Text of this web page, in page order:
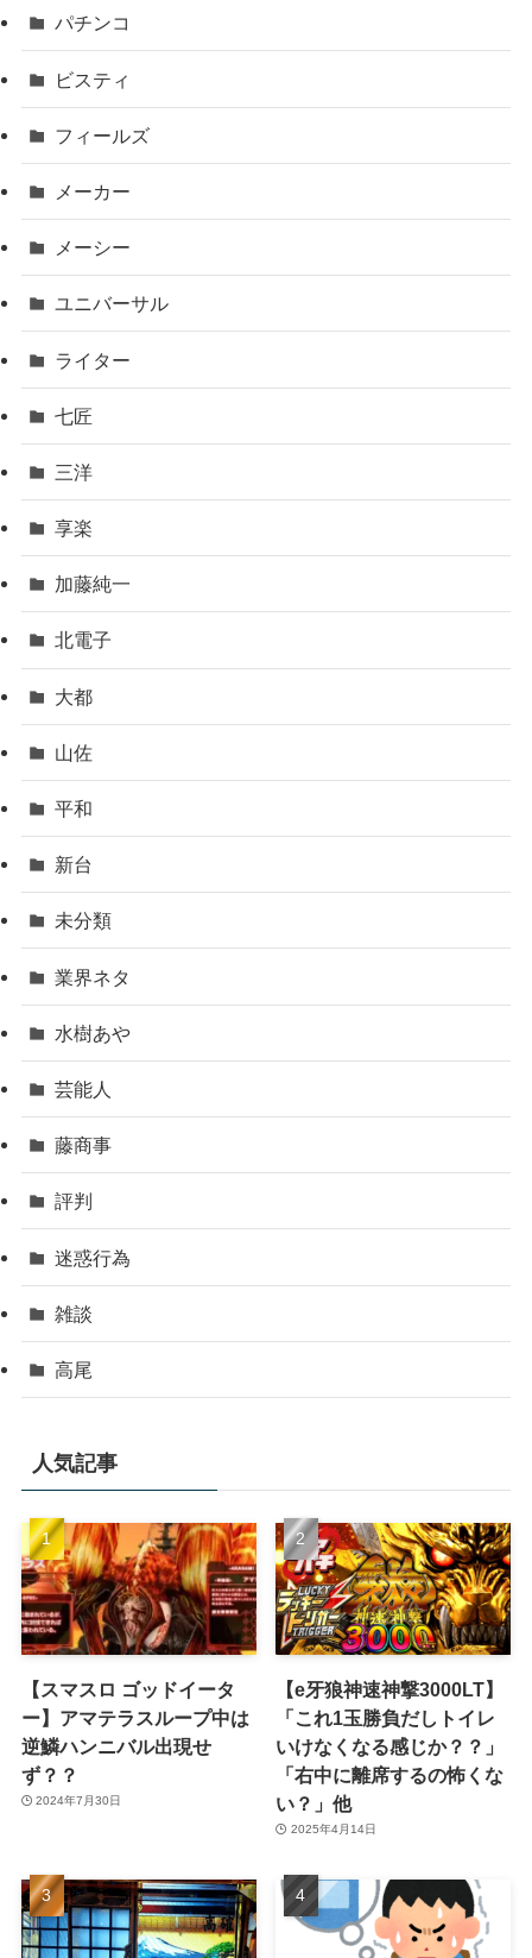
パチンコ
ビスティ
フィールズ
メーカー
メーシー
ユニバーサル
ライター
七匠
三洋
享楽
加藤純一
北電子
大都
山佐
平和
新台
未分類
業界ネタ
水樹あや
芸能人
藤商事
評判
迷惑行為
雑談
高尾
人気記事
【スマスロ ゴッドイータ
ー】アマテラスループ中は
逆鱗ハンニバル出現せ
ず？？
2024年7月30日
【e牙狼神速神撃3000LT】
「これ1玉勝負だしトイレ
いけなくなる感じか？？」
「右中に離席するの怖くな
い？」他
2025年4月14日